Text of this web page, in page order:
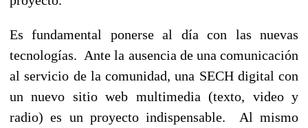
Es fundamental ponerse al día con las nuevas
tecnologías. Ante la ausencia de una comunicación
al servicio de la comunidad, una SECH digital con
un nuevo sitio web multimedia (texto, video y
radio) es un proyecto indispensable. Al mismo